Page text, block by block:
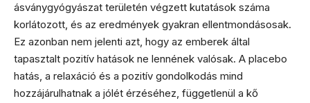
ásványgyógyászat területén végzett kutatások száma
korlátozott, és az eredmények gyakran ellentmondásosak.
Ez azonban nem jelenti azt, hogy az emberek által
tapasztalt pozitív hatások ne lennének valósak. A placebo
hatás, a relaxáció és a pozitív gondolkodás mind
hozzájárulhatnak a jólét érzéséhez, függetlenül a kő